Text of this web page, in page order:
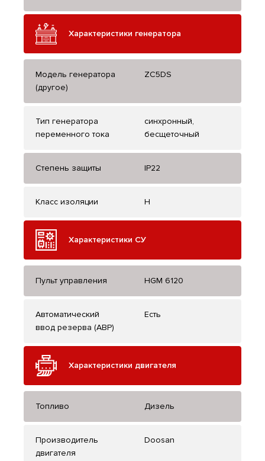
Характеристики генератора
Модель генератора
(другое)
ZC5DS
Тип генератора
переменного тока
синхронный,
бесщеточный
Степень защиты IP22
Класс изоляции H
Характеристики СУ
Пульт управления HGM 6120
Автоматический
ввод резерва (АВР)
Есть
Характеристики двигателя
Топливо Дизель
Производитель
двигателя
Doosan